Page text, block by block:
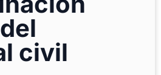
civil